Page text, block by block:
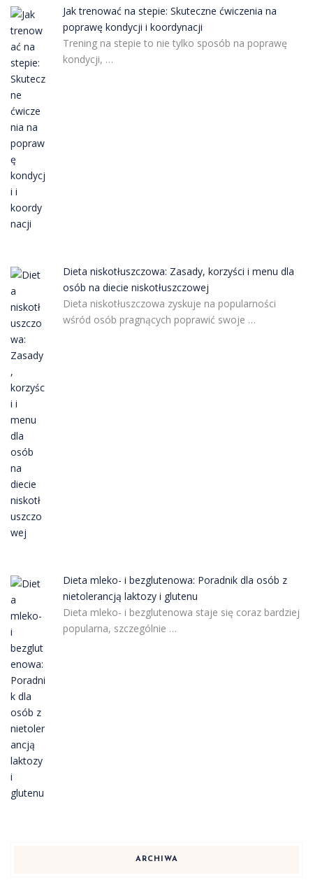
Jak trenować na stepie: Skuteczne ćwiczenia na
poprawę kondycji i koordynacji
Trening na stepie to nie tylko sposób na poprawę
kondycji, …
Dieta niskotłuszczowa: Zasady, korzyści i menu dla
osób na diecie niskotłuszczowej
Dieta niskotłuszczowa zyskuje na popularności
wśród osób pragnących poprawić swoje …
Dieta mleko- i bezglutenowa: Poradnik dla osób z
nietolerancją laktozy i glutenu
Dieta mleko- i bezglutenowa staje się coraz bardziej
popularna, szczególnie …
ARCHIWA